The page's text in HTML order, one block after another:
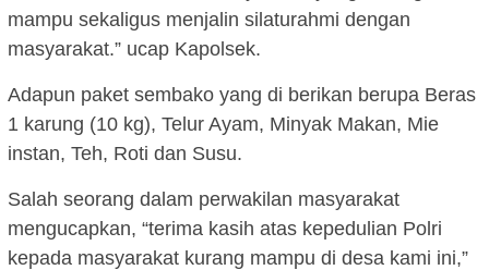
mampu sekaligus menjalin silaturahmi dengan
masyarakat.” ucap Kapolsek.
Adapun paket sembako yang di berikan berupa Beras
1 karung (10 kg), Telur Ayam, Minyak Makan, Mie
instan, Teh, Roti dan Susu.
Salah seorang dalam perwakilan masyarakat
mengucapkan, “terima kasih atas kepedulian Polri
kepada masyarakat kurang mampu di desa kami ini,”